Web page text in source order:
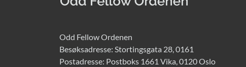
Odd Fellow Ordenen
Besøksadresse: Stortingsgata 28, 0161
Postadresse: Postboks 1661 Vika, 0120 Oslo